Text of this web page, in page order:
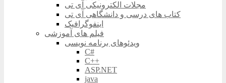
مجلات الکترونیکی آی تی
کتاب های درسی و دانشگاهی آی تی
اینفوگرافیک
فیلم های آموزشی
ویدئوهای برنامه نویسی
C#
C++
ASP.NET
java